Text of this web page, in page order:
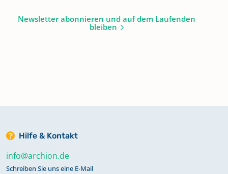
Newsletter abonnieren und auf dem Laufenden
bleiben
Hilfe & Kontakt
info@archion.de
Schreiben Sie uns eine E-Mail